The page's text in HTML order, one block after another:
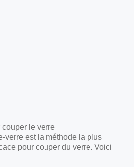
le verre
verre est la méthode la plus
pour couper du verre. Voici